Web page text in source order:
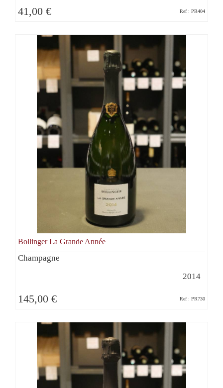
41,00 € Ref : PR404
Bollinger La Grande Année
Champagne
2014
145,00 € Ref : PR730